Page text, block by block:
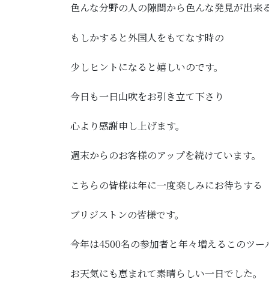
色んな分野の人の隙間から色んな発見が出来
もしかすると外国人をもてなす時の
少しヒントになると嬉しいのです。
今日も一日山吹をお引き立て下さり
心より感謝申し上げます。
週末からのお客様のアップを続けています。
こちらの皆様は年に一度楽しみにお待ちする
ブリジストンの皆様です。
今年は4500名の参加者と年々増えるこのツ
お天気にも恵まれて素晴らしい一日でした。